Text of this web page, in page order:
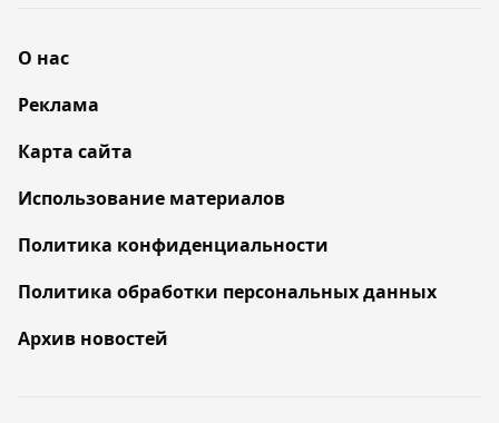
О нас
Реклама
Карта сайта
Использование материалов
Политика конфиденциальности
Политика обработки персональных данных
Архив новостей